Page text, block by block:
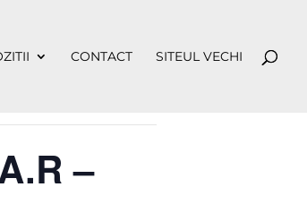
CONTACT SITEUL VECHI
–